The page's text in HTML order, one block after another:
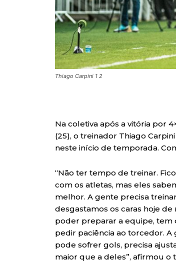
Thiago Carpini 1 2
Na coletiva após a vitória por
(25), o treinador Thiago
neste início de temporada.
“Não ter tempo de treinar.
com os atletas, mas eles
melhor. A gente precisa
desgastamos os caras hoje
poder preparar a equipe, tem
pedir paciência ao torcedor. A
pode sofrer gols, precisa
maior que a deles”, afirmou o